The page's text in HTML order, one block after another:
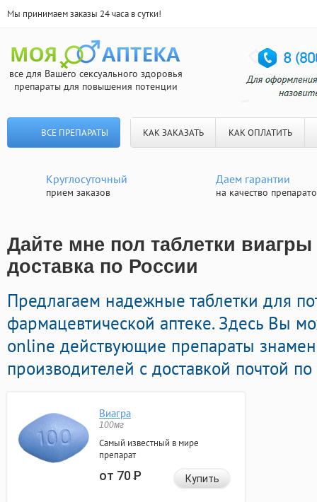
Мы принимаем заказы 24 часа в сутки!
все для Вашего сексуального здоровья
препараты для повышения потенции
ВСЕ ПРЕПАРАТЫ КАК ЗАКАЗАТЬ КАК ОПЛАТИТЬ
Круглосуточный
прием заказов
Даем гарантии
на качество
Дайте мне пол таблетки
доставка по России
Предлагаем надежные таблетки для
фармацевтической аптеке. Здесь Вы
online действующие препараты
производителей с доставкой почтой
Виагра
100мг
Самый известный в мире
препарат
от 70Р Купить